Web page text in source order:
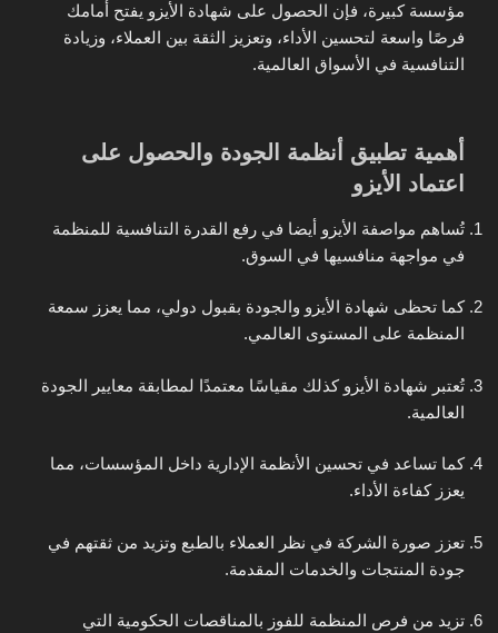
مؤسسة كبيرة، فإن الحصول على شهادة الأيزو يفتح أمامك
فرصًا واسعة لتحسين الأداء، وتعزيز الثقة بين العملاء، وزيادة
التنافسية في الأسواق العالمية.
أهمية تطبيق أنظمة الجودة والحصول على
اعتماد الأيزو
تُساهم مواصفة الأيزو أيضا في رفع القدرة التنافسية للمنظمة
في مواجهة منافسيها في السوق.
كما تحظى شهادة الأيزو والجودة بقبول دولي، مما يعزز سمعة
المنظمة على المستوى العالمي.
تُعتبر شهادة الأيزو كذلك مقياسًا معتمدًا لمطابقة معايير الجودة
العالمية.
كما تساعد في تحسين الأنظمة الإدارية داخل المؤسسات، مما
يعزز كفاءة الأداء.
تعزز صورة الشركة في نظر العملاء بالطبع وتزيد من ثقتهم في
جودة المنتجات والخدمات المقدمة.
تزيد من فرص المنظمة للفوز بالمناقصات الحكومية التي